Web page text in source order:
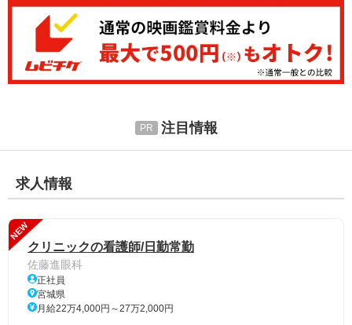
注目情報
求人情報
NEW
クリニックの看護師/日勤常勤
佐藤進眼科
正社員
宮城県
月給22万4,000円～27万2,000円